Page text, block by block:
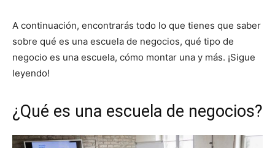
A continuación, encontrarás todo lo que tienes que saber
sobre qué es una escuela de negocios, qué tipo de
negocio es una escuela, cómo montar una y más. ¡Sigue
leyendo!
¿Qué es una escuela de negocios?